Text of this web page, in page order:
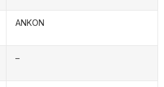
ANKON
–